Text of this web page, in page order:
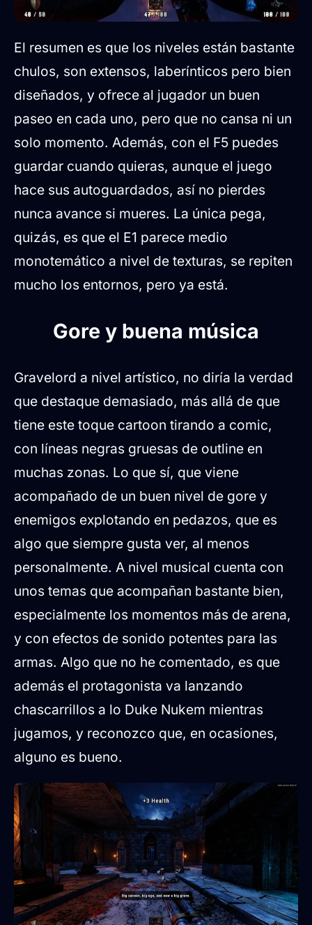
El resumen es que los niveles están bastante
chulos, son extensos, laberínticos pero bien
diseñados, y ofrece al jugador un buen
paseo en cada uno, pero que no cansa ni un
solo momento. Además, con el F5 puedes
guardar cuando quieras, aunque el juego
hace sus autoguardados, así no pierdes
nunca avance si mueres. La única pega,
quizás, es que el E1 parece medio
monotemático a nivel de texturas, se repiten
mucho los entornos, pero ya está.
Gore y buena música
Gravelord a nivel artístico, no diría la verdad
que destaque demasiado, más allá de que
tiene este toque cartoon tirando a comic,
con líneas negras gruesas de outline en
muchas zonas. Lo que sí, que viene
acompañado de un buen nivel de gore y
enemigos explotando en pedazos, que es
algo que siempre gusta ver, al menos
personalmente. A nivel musical cuenta con
unos temas que acompañan bastante bien,
especialmente los momentos más de arena,
y con efectos de sonido potentes para las
armas. Algo que no he comentado, es que
además el protagonista va lanzando
chascarrillos a lo Duke Nukem mientras
jugamos, y reconozco que, en ocasiones,
alguno es bueno.